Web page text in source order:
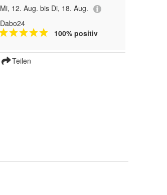
Mi, 12. Aug. bis Di, 18. Aug.
Dabo24
100% positiv
Teilen